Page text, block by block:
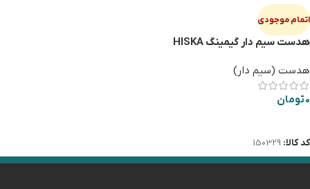
اتمام موجودی
هدست سیم دار گیمینگ HISKA
هدست (سیم دار)
0تومان
کد کالا: 150329